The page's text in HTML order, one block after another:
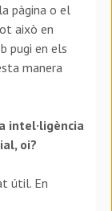
pàgina o el
això en
pugi en els
manera
intel·ligència
oi?
útil. En